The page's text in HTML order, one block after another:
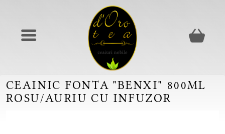
CEAINIC FONTA "BENXI" 800ML
ROSU/AURIU CU INFUZOR